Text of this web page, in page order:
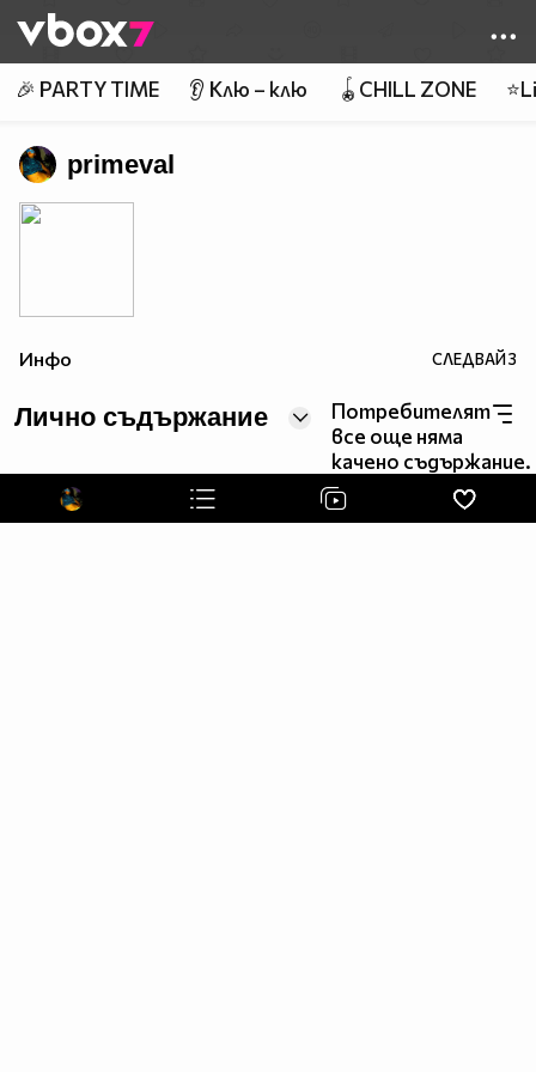
👾
🎉 PARTY TIME 👂 Клю – клю 🪀CHILL ZONE
primeval
Инфо СЛЕДВАЙ3
Лично съдържание
Потребителят
все още няма
качено съдържание.